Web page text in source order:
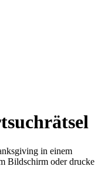
in einem
Bildschirm oder drucke